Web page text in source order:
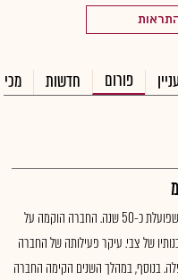
פורום חדשות
חברת צבי צרפתי היא חברת בנייה משפחתית ותיקה שפועלת כ-50 שנה. החברה הוקמה על
של צבי. עיקר פעילותה של החברה
בנוסף, במהלך השנים הקימה החברה